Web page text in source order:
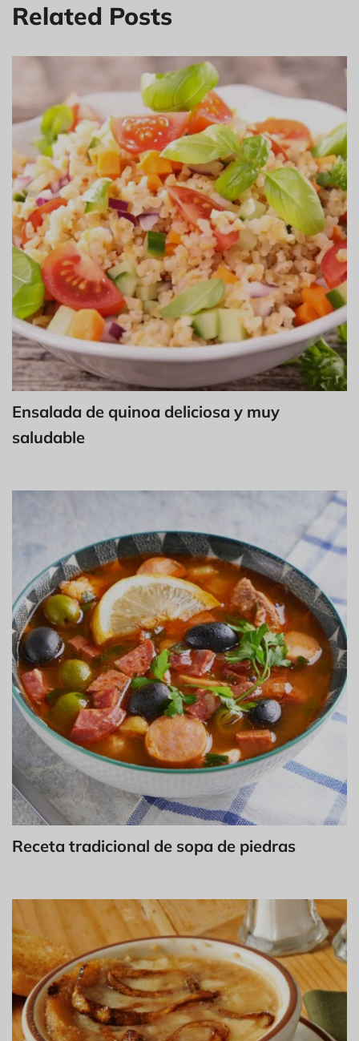
Related Posts
Ensalada de quinoa deliciosa y muy
saludable
Receta tradicional de sopa de piedras